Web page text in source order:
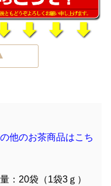
他のお茶商品はこち
：20袋（1袋3ｇ）